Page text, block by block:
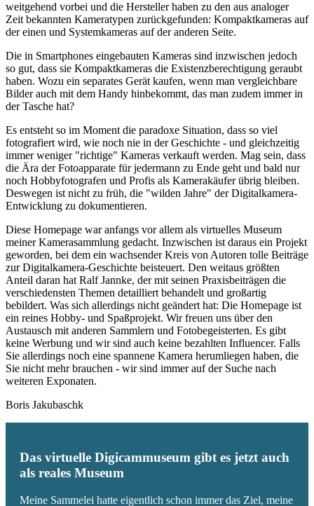
weitgehend vorbei und die Hersteller haben zu den aus analoger
Zeit bekannten Kameratypen zurückgefunden: Kompaktkameras auf
der einen und Systemkameras auf der anderen Seite.
Die in Smartphones eingebauten Kameras sind inzwischen jedoch
so gut, dass sie Kompaktkameras die Existenzberechtigung geraubt
haben. Wozu ein separates Gerät kaufen, wenn man vergleichbare
Bilder auch mit dem Handy hinbekommt, das man zudem immer in
der Tasche hat?
Es entsteht so im Moment die paradoxe Situation, dass so viel
fotografiert wird, wie noch nie in der Geschichte - und gleichzeitig
immer weniger "richtige" Kameras verkauft werden. Mag sein, dass
die Ära der Fotoapparate für jedermann zu Ende geht und bald nur
noch Hobbyfotografen und Profis als Kamerakäufer übrig bleiben.
Deswegen ist nicht zu früh, die "wilden Jahre" der Digitalkamera-
Entwicklung zu dokumentieren.
Diese Homepage war anfangs vor allem als virtuelles Museum
meiner Kamerasammlung gedacht. Inzwischen ist daraus ein Projekt
geworden, bei dem ein wachsender Kreis von Autoren tolle Beiträge
zur Digitalkamera-Geschichte beisteuert. Den weitaus größten
Anteil daran hat Ralf Jannke, der mit seinen Praxisbeiträgen die
verschiedensten Themen detailliert behandelt und großartig
bebildert. Was sich allerdings nicht geändert hat: Die Homepage ist
ein reines Hobby- und Spaßprojekt. Wir freuen uns über den
Austausch mit anderen Sammlern und Fotobegeisterten. Es gibt
keine Werbung und wir sind auch keine bezahlten Influencer. Falls
Sie allerdings noch eine spannene Kamera herumliegen haben, die
Sie nicht mehr brauchen - wir sind immer auf der Suche nach
weiteren Exponaten.
Boris Jakubaschk
Das virtuelle Digicammuseum gibt es jetzt auch
als reales Museum
Meine Sammelei hatte eigentlich schon immer das Ziel, meine